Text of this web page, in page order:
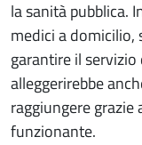
la sanità pubblica.
medici a domicilio,
garantire il
alleggerirebbe
raggiungere
funzionante.